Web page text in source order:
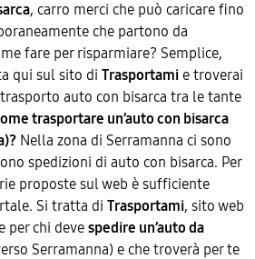
, carro merci che può caricare fino
che partono da
fare per risparmiare? Semplice,
qui sul sito di Trasportami e troverai
auto con bisarca tra le tante
trasportare un’auto con bisarca
Nella zona di Serramanna ci sono
spedizioni di auto con bisarca. Per
proposte sul web è sufficiente
Si tratta di Trasportami, sito web
per chi deve spedire un’auto da
Serramanna) e che troverà per te